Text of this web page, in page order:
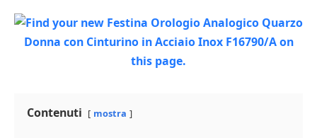
Contenuti mostra